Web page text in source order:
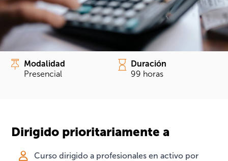
Modalidad
Presencial
Duración
99 horas
Dirigido prioritariamente a
Curso dirigido a profesionales en activo por